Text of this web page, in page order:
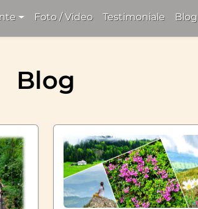
Foto / Video Testimoniale Blog
Blog